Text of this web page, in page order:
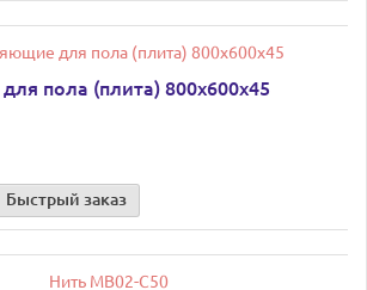
пола (плита) 800х600х45
Быстрый заказ